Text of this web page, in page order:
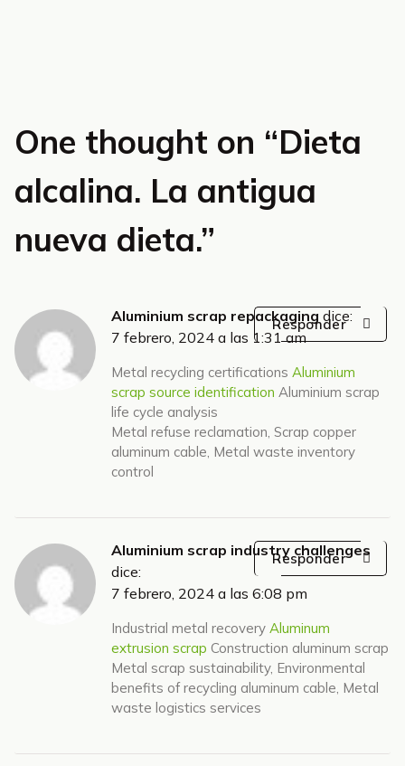
One thought on “Dieta
alcalina. La antigua
nueva dieta.”
Aluminium scrap repackaging dice:
7 febrero, 2024 a las 1:31 am
Metal recycling certifications Aluminium
scrap source identification Aluminium scrap
life cycle analysis
Metal refuse reclamation, Scrap copper
aluminum cable, Metal waste inventory
control
Responder
Aluminium scrap industry challenges
dice:
7 febrero, 2024 a las 6:08 pm
Industrial metal recovery Aluminum
extrusion scrap Construction aluminum scrap
Metal scrap sustainability, Environmental
benefits of recycling aluminum cable, Metal
waste logistics services
Responder